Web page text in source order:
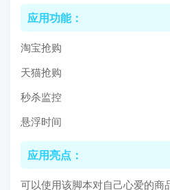
应用功能：
淘宝抢购
天猫抢购
秒杀监控
悬浮时间
应用亮点：
可以使用该脚本对自己心爱的商